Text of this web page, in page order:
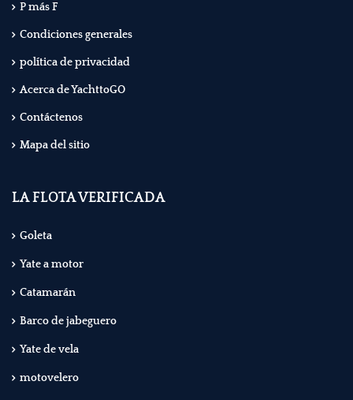
P más F
Condiciones generales
política de privacidad
Acerca de YachttoGO
Contáctenos
Mapa del sitio
LA FLOTA VERIFICADA
Goleta
Yate a motor
Catamarán
Barco de jabeguero
Yate de vela
motovelero